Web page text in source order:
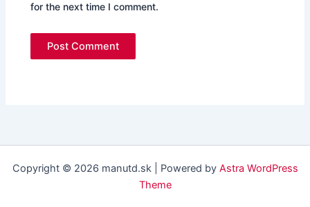
for the next time I comment.
Copyright © 2026 manutd.sk | Powered by Astra WordPress
Theme